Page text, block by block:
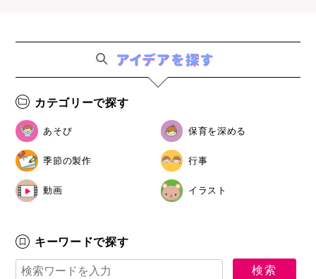
カテゴリーで探す
あそび 保育を深める
季節の製作 行事
動画 イラスト
キーワードで探す